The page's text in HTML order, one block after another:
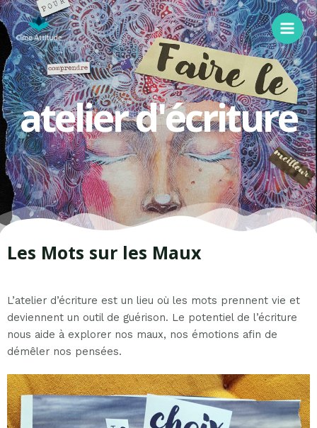
atelier d'écriture
Les Mots sur les Maux
L’atelier d’écriture est un lieu où les mots prennent vie et
deviennent un outil de guérison. Le potentiel de l’écriture
nous aide à explorer nos maux, nos émotions afin de
démêler nos pensées.